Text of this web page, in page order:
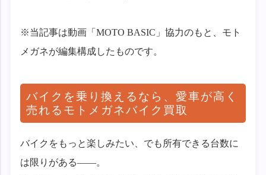
※当記事は動画「MOTO BASIC」協力のもと、モト
メガネが編集構成したものです。
バイクを乗り換えるなら、愛車が高く
売れるモトメガネバイク買取
バイクをもっと楽しみたい、でも所有できる台数に
は限りがある——。